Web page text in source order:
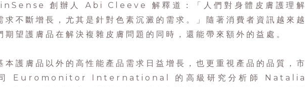
創辦人 Abi Cleeve 解釋道：「人們對身體皮膚護理解
求不斷增長，尤其是針對色素沉澱的需求。」隨著消費者資訊越來越
期望護膚品在解決複雜皮膚問題的同時，還能帶來額外的益處。
本護膚品以外的高性能產品需求日益增長，也更重視產品的品質，市
司 Euromonitor International 的高級研究分析師 Natalia